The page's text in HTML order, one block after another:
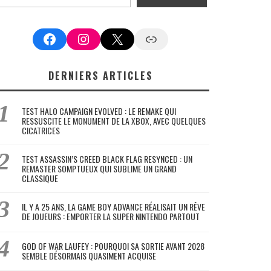
FacebookInstagram
X Google News
DERNIERS ARTICLES
TEST HALO CAMPAIGN EVOLVED : LE REMAKE QUI
RESSUSCITE LE MONUMENT DE LA XBOX, AVEC QUELQUES
CICATRICES
TEST ASSASSIN’S CREED BLACK FLAG RESYNCED : UN
REMASTER SOMPTUEUX QUI SUBLIME UN GRAND
CLASSIQUE
IL Y A 25 ANS, LA GAME BOY ADVANCE RÉALISAIT UN RÊVE
DE JOUEURS : EMPORTER LA SUPER NINTENDO PARTOUT
GOD OF WAR LAUFEY : POURQUOI SA SORTIE AVANT 2028
SEMBLE DÉSORMAIS QUASIMENT ACQUISE